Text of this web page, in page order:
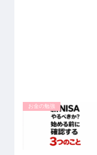
お金の勉強